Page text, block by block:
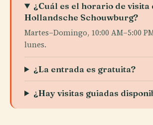
¿Cuál es el horario de visita
Hollandsche Schouwburg?
Martes–Domingo, 10:00 AM–5:00
lunes.
¿La entrada es gratuita?
¿Hay visitas guiadas